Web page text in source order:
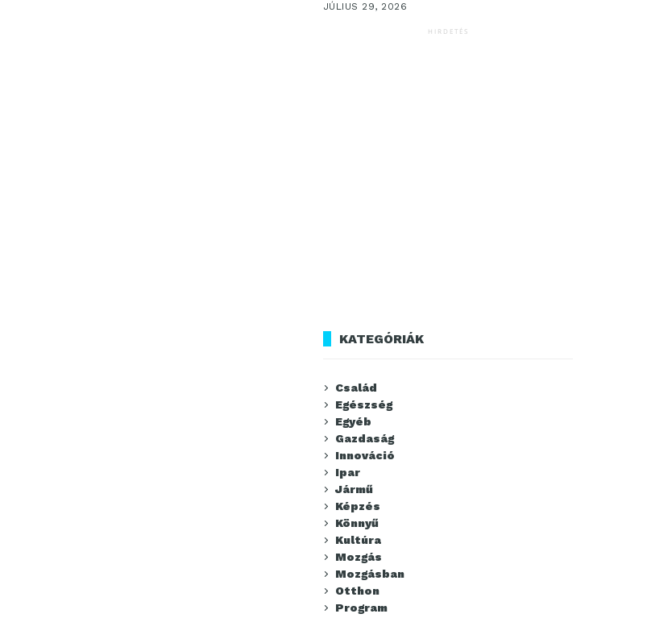
JÚLIUS 29, 2026
HIRDETÉS
KATEGÓRIÁK
Család
Egészség
Egyéb
Gazdaság
Innováció
Ipar
Jármű
Képzés
Könnyű
Kultúra
Mozgás
Mozgásban
Otthon
Program